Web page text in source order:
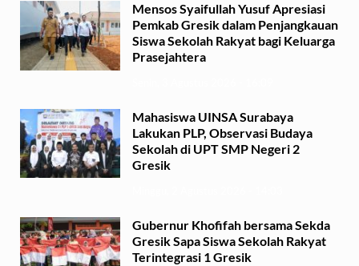
Mensos Syaifullah Yusuf Apresiasi
Pemkab Gresik dalam Penjangkauan
Siswa Sekolah Rakyat bagi Keluarga
Prasejahtera
Mahasiswa UINSA Surabaya
Lakukan PLP, Observasi Budaya
Sekolah di UPT SMP Negeri 2
Gresik
Gubernur Khofifah bersama Sekda
Gresik Sapa Siswa Sekolah Rakyat
Terintegrasi 1 Gresik